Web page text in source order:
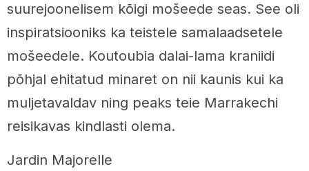
suurejoonelisem kõigi mošeede seas. See oli
inspiratsiooniks ka teistele samalaadsetele
mošeedele. Koutoubia dalai-lama kraniidi
põhjal ehitatud minaret on nii kaunis kui ka
muljetavaldav ning peaks teie Marrakechi
reisikavas kindlasti olema.
Jardin Majorelle